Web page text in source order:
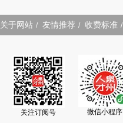
关于网站 / 友情推荐 / 收费标准 /
关注订阅号 微信小程序